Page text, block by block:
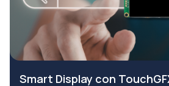
Smart Display con